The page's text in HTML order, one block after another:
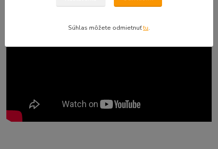
Súhlas môžete odmietnuťtu.